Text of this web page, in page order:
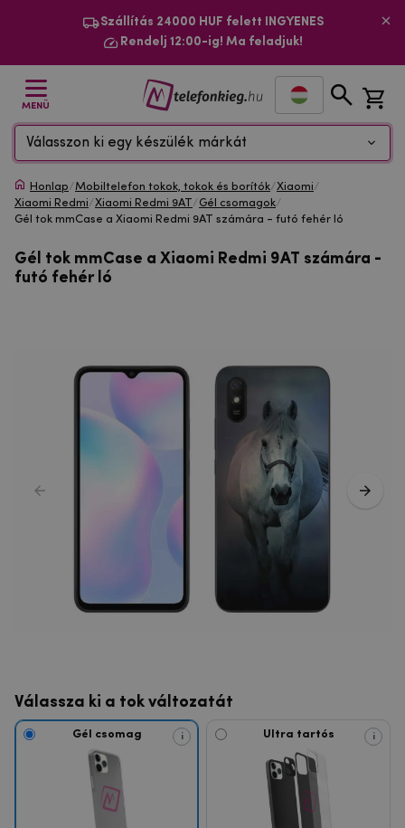
Szállítás 24000 HUF felett INGYENES
Rendelj 12:00-ig! Ma feladjuk!
MENÜ
Válasszon ki egy készülék márkát
Honlap/Mobiltelefon tokok, tokok és borítók/Xiaomi/
Xiaomi Redmi/Xiaomi Redmi 9AT/Gél csomagok/
Gél tok mmCase a Xiaomi Redmi 9AT számára - futó fehér ló
Gél tok mmCase a Xiaomi Redmi 9AT számára -
futó fehér ló
Válassza ki a tok változatát
Gél csomag i Ultra tartós i